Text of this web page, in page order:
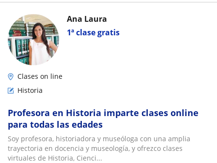
1ª clase gratis
Ana Laura
Clases on line
Historia
Profesora en Historia imparte clases online
para todas las edades
Soy profesora, historiadora y museóloga con una amplia
trayectoria en docencia y museología, y ofrezco clases
virtuales de Historia, Cienci...